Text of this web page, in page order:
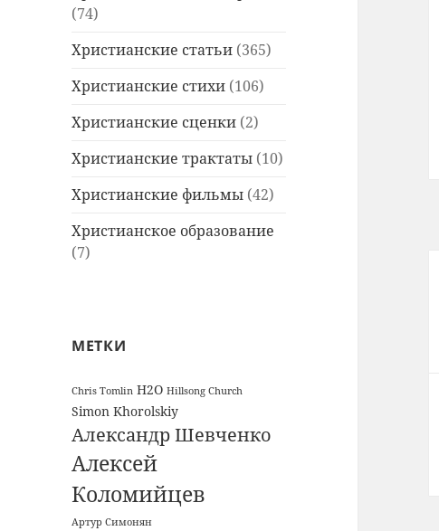
(74)
Христианские статьи (365)
Христианские стихи (106)
Христианские сценки (2)
Христианские трактаты (10)
Христианские фильмы (42)
Христианское образование
(7)
МЕТКИ
Chris Tomlin H2O Hillsong Church
Simon Khorolskiy
Александр Шевченко
Алексей
Коломийцев
Артур Симонян